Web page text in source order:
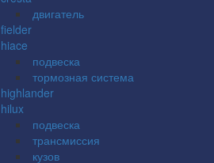
двигатель
fielder
hiace
подвеска
тормозная система
highlander
hilux
подвеска
трансмиссия
кузов